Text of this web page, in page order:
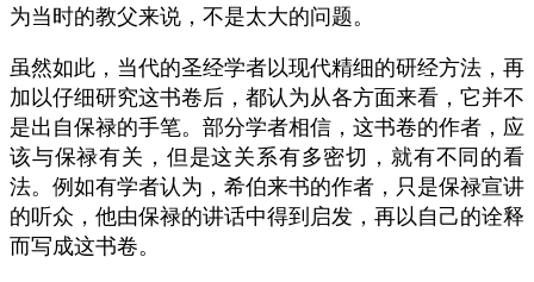
为当时的教父来说，不是太大的问题。
虽然如此，当代的圣经学者以现代精细的研经方法，再
加以仔细研究这书卷后，都认为从各方面来看，它并不
是出自保禄的手笔。部分学者相信，这书卷的作者，应
该与保禄有关，但是这关系有多密切，就有不同的看
法。例如有学者认为，希伯来书的作者，只是保禄宣讲
的听众，他由保禄的讲话中得到启发，再以自己的诠释
而写成这书卷。